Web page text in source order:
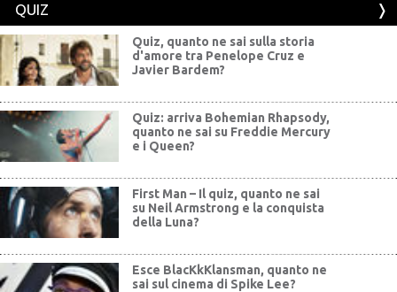
QUIZ
Quiz, quanto ne sai sulla storia
d'amore tra Penelope Cruz e
Javier Bardem?
Quiz: arriva Bohemian Rhapsody,
quanto ne sai su Freddie Mercury
e i Queen?
First Man – Il quiz, quanto ne sai
su Neil Armstrong e la conquista
della Luna?
Esce BlacKkKlansman, quanto ne
sai sul cinema di Spike Lee?